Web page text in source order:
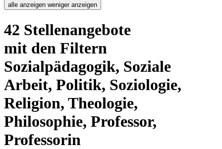
alle anzeigen weniger anzeigen
42 Stellenangebote
mit den Filtern
Sozialpädagogik, Soziale
Arbeit, Politik, Soziologie,
Religion, Theologie,
Philosophie, Professor,
Professorin